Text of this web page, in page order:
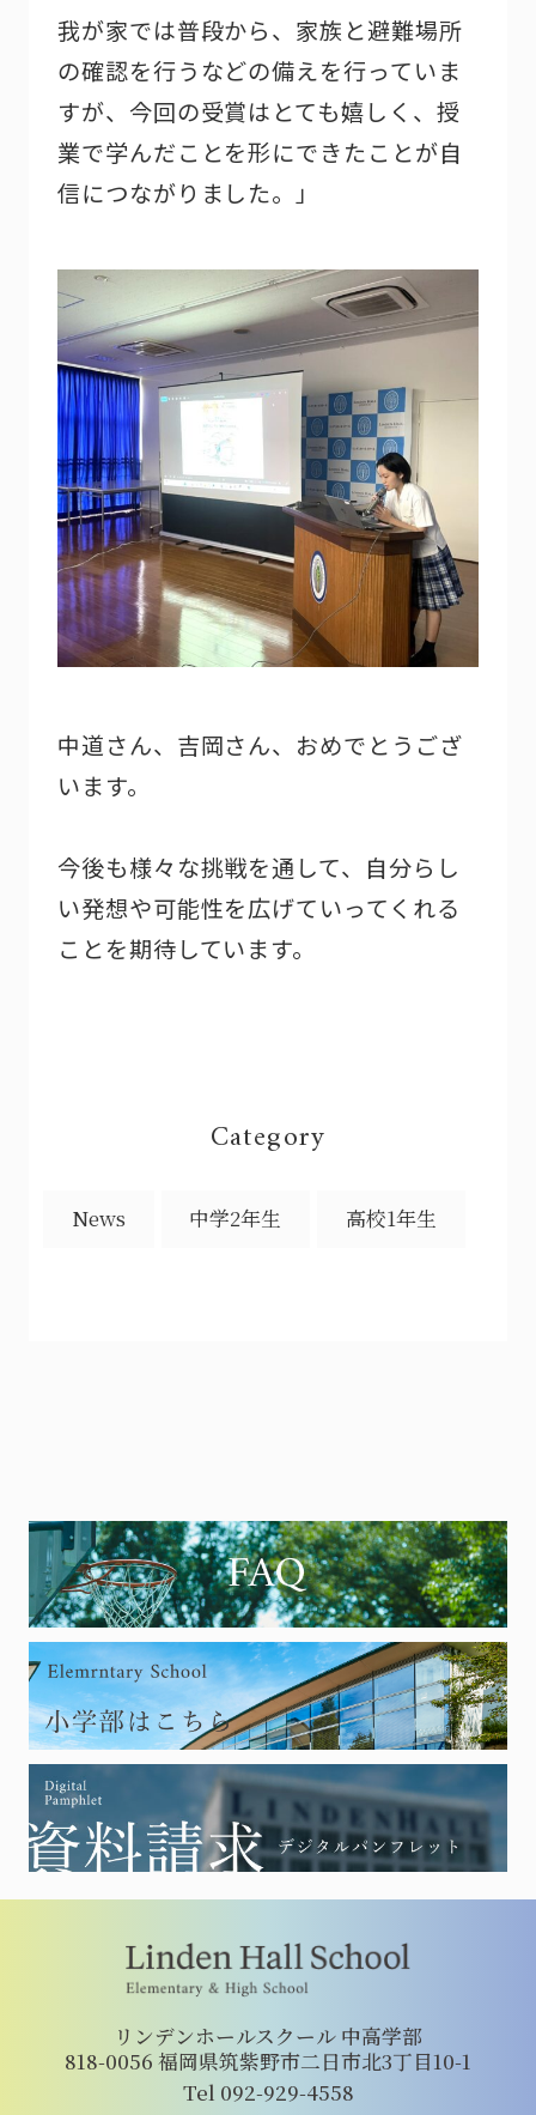
我が家では普段から、家族と避難場所
の確認を行うなどの備えを行っていま
すが、今回の受賞はとても嬉しく、授
業で学んだことを形にできたことが自
信につながりました。」
中道さん、吉岡さん、おめでとうござ
います。
今後も様々な挑戦を通して、自分らし
い発想や可能性を広げていってくれる
ことを期待しています。
Category
News 中学2年生 高校1年生
リンデンホールスクール 中高学部
818-0056 福岡県筑紫野市二日市北3丁目10-1
Tel 092-929-4558